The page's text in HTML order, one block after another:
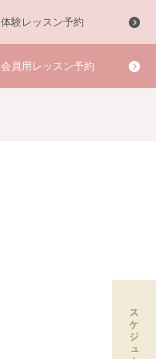
体験レッスン予約
会員用レッスン予約